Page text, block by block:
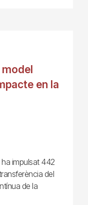
en la
ha impulsat 442
del
de la